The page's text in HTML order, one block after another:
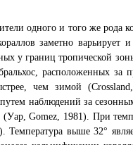
одного и того же рода
заметно
у границ тропической
расположенных за
чем зимой
наблюдений за
Gomez, 1981). При
выше 32°